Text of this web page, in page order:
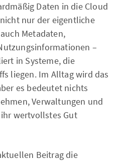
Daten in die Cloud
nur der eigentliche
Metadaten,
–
in Systeme, die
liegen. Im Alltag wird das
es bedeutet nichts
Verwaltungen und
wertvollstes Gut
Beitrag die